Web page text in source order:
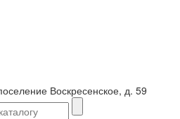
Воскресенское, д. 59